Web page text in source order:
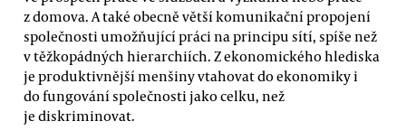
z domova. A také obecně větší komunikační propojení
společnosti umožňující práci na principu sítí, spíše než
v těžkopádných hierarchiích. Z ekonomického hlediska
je produktivnější menšiny vtahovat do ekonomiky i
do fungování společnosti jako celku, než
je diskriminovat.